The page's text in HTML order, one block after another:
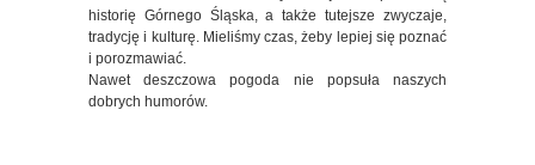
historię Górnego Śląska, a także tutejsze zwyczaje,
tradycję i kulturę. Mieliśmy czas, żeby lepiej się poznać
i porozmawiać.
Nawet deszczowa pogoda nie popsuła naszych
dobrych humorów.